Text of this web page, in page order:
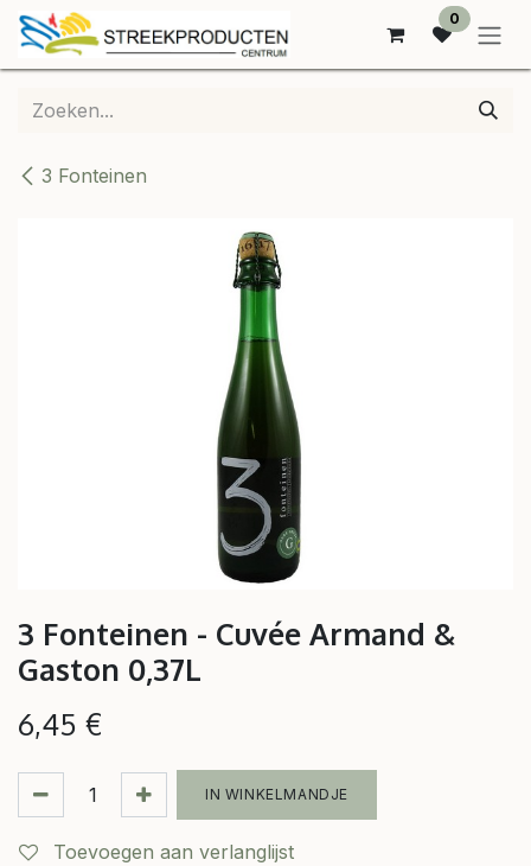
OVERSLAAN NAAR INHOUD
0
3 Fonteinen
3 Fonteinen - Cuvée Armand &
Gaston 0,37L
6,45 €
IN WINKELMANDJE
Toevoegen aan verlanglijst